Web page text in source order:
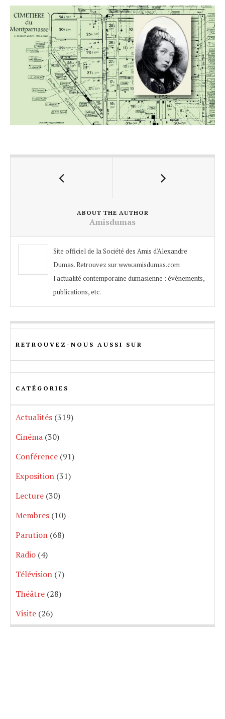
ABOUT THE AUTHOR
Amisdumas
Site officiel de la Société des Amis d'Alexandre
Dumas. Retrouvez sur www.amisdumas.com
l'actualité contemporaine dumasienne : évènements,
publications, etc.
RETROUVEZ-NOUS AUSSI SUR
CATÉGORIES
Actualités (319)
Cinéma (30)
Conférence (91)
Exposition (31)
Lecture (30)
Membres (10)
Parution (68)
Radio (4)
Télévision (7)
Théâtre (28)
Visite (26)